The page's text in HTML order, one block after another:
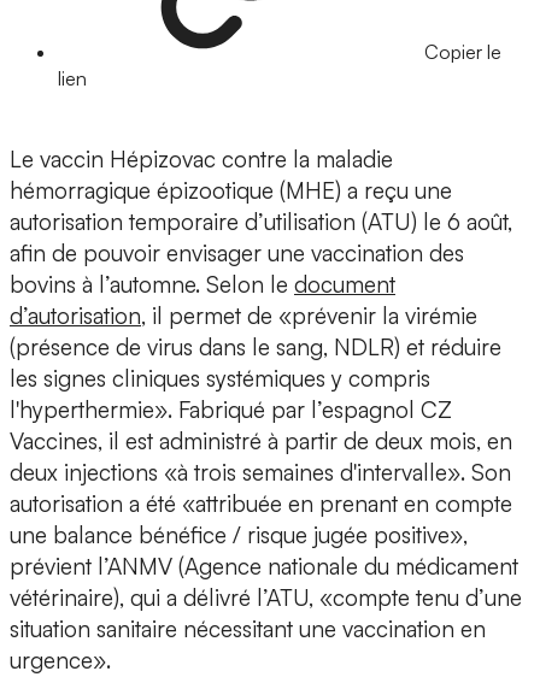
Copier le
lien
Le vaccin Hépizovac contre la maladie
hémorragique épizootique (MHE) a reçu une
autorisation temporaire d’utilisation (ATU) le 6 août,
afin de pouvoir envisager une vaccination des
bovins à l’automne. Selon le document
d’autorisation, il permet de «prévenir la virémie
(présence de virus dans le sang, NDLR) et réduire
les signes cliniques systémiques y compris
l'hyperthermie». Fabriqué par l’espagnol CZ
Vaccines, il est administré à partir de deux mois, en
deux injections «à trois semaines d'intervalle». Son
autorisation a été «attribuée en prenant en compte
une balance bénéfice / risque jugée positive»,
prévient l’ANMV (Agence nationale du médicament
vétérinaire), qui a délivré l’ATU, «compte tenu d’une
situation sanitaire nécessitant une vaccination en
urgence».